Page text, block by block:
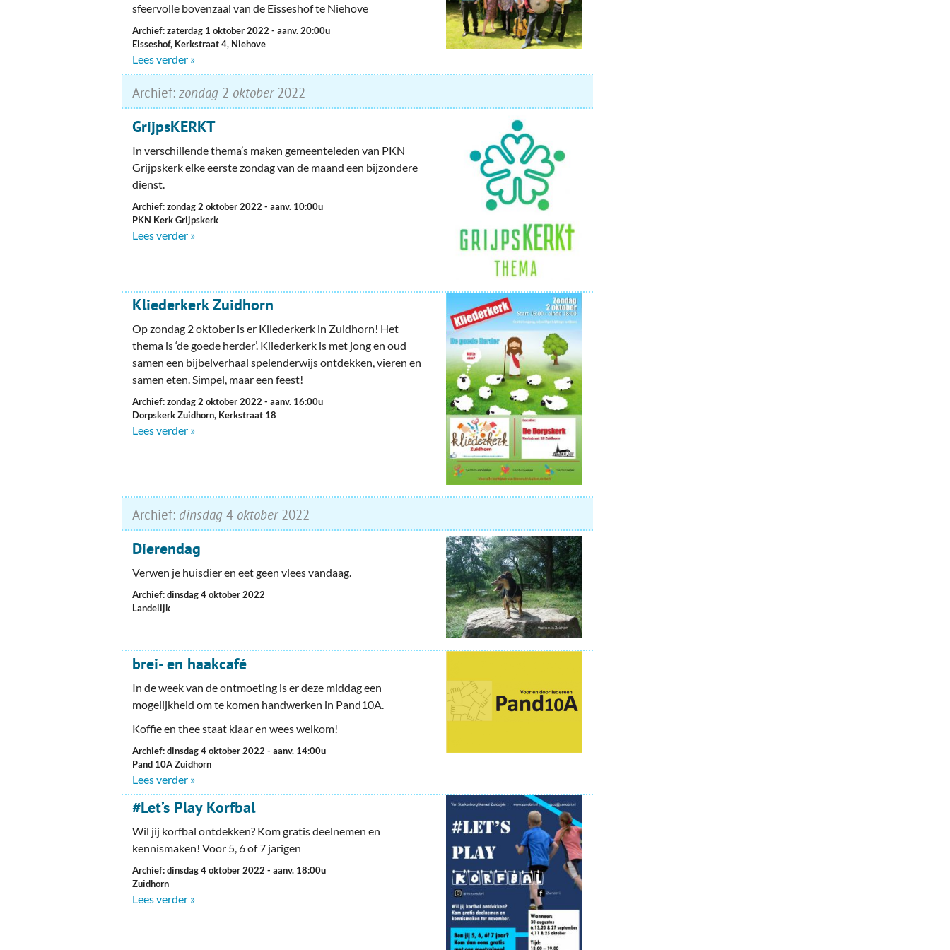
sfeervolle bovenzaal van de Eisseshof te Niehove
Archief: zaterdag 1 oktober 2022- aanv. 20:00u
Eisseshof, Kerkstraat 4, Niehove
Lees verder »
Archief: zondag 2 oktober2022
GrijpsKERKT
In verschillende thema’s maken gemeenteleden van PKN
Grijpskerk elke eerste zondag van de maand een bijzondere
dienst.
Archief: zondag 2 oktober 2022- aanv. 10:00u
PKN Kerk Grijpskerk
Lees verder »
Kliederkerk Zuidhorn
Op zondag 2 oktober is er Kliederkerk in Zuidhorn! Het
thema is ‘de goede herder’. Kliederkerk is met jong en oud
samen een bijbelverhaal spelenderwijs ontdekken, vieren en
samen eten. Simpel, maar een feest!
Archief: zondag 2 oktober 2022- aanv. 16:00u
Dorpskerk Zuidhorn, Kerkstraat 18
Lees verder »
Archief: dinsdag 4 oktober2022
Dierendag
Verwen je huisdier en eet geen vlees vandaag.
Archief: dinsdag 4 oktober 2022
Landelijk
brei- en haakcafé
In de week van de ontmoeting is er deze middag een
mogelijkheid om te komen handwerken in Pand10A.
Koffie en thee staat klaar en wees welkom!
Archief: dinsdag 4 oktober 2022- aanv. 14:00u
Pand 10A Zuidhorn
Lees verder »
#Let’s Play Korfbal
Wil jij korfbal ontdekken? Kom gratis deelnemen en
kennismaken! Voor 5, 6 of 7 jarigen
Archief: dinsdag 4 oktober 2022- aanv. 18:00u
Zuidhorn
Lees verder »